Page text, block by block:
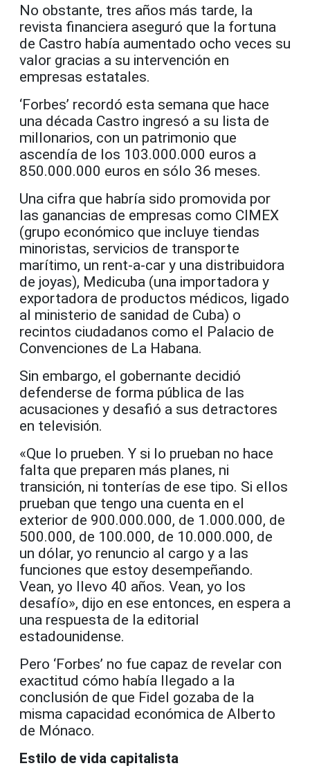
No obstante, tres años más tarde, la
revista financiera aseguró que la fortuna
de Castro había aumentado ocho veces su
valor gracias a su intervención en
empresas estatales.
‘Forbes’ recordó esta semana que hace
una década Castro ingresó a su lista de
millonarios, con un patrimonio que
ascendía de los 103.000.000 euros a
850.000.000 euros en sólo 36 meses.
Una cifra que habría sido promovida por
las ganancias de empresas como CIMEX
(grupo económico que incluye tiendas
minoristas, servicios de transporte
marítimo, un rent-a-car y una distribuidora
de joyas), Medicuba (una importadora y
exportadora de productos médicos, ligado
al ministerio de sanidad de Cuba) o
recintos ciudadanos como el Palacio de
Convenciones de La Habana.
Sin embargo, el gobernante decidió
defenderse de forma pública de las
acusaciones y desafió a sus detractores
en televisión.
«Que lo prueben. Y si lo prueban no hace
falta que preparen más planes, ni
transición, ni tonterías de ese tipo. Si ellos
prueban que tengo una cuenta en el
exterior de 900.000.000, de 1.000.000, de
500.000, de 100.000, de 10.000.000, de
un dólar, yo renuncio al cargo y a las
funciones que estoy desempeñando.
Vean, yo llevo 40 años. Vean, yo los
desafío», dijo en ese entonces, en espera a
una respuesta de la editorial
estadounidense.
Pero ‘Forbes’ no fue capaz de revelar con
exactitud cómo había llegado a la
conclusión de que Fidel gozaba de la
misma capacidad económica de Alberto
de Mónaco.
Estilo de vida capitalista